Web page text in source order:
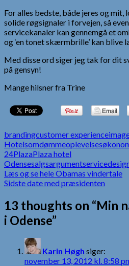
For alles bedste, både jeres og mit,
solide røgsignaler i forvejen, så
servicekanaler kan gennemgå et
og ‘en tonet skærmbrille’ kan blive
Med disse ord siger jeg tak for dit
på gensyn!
Mange hilsner fra Trine
brandingcustomer experience
Hotelsomdømme
24PlazaPlaza hotel
Odensesalgsargument
Indlægsnavigation
Læs og se hele Obamas vindertale
Sidste date med præsidenten
13 thoughts on “Min
i Odense”
Karin Høgh siger:
november 13, 2012 kl. 8:58